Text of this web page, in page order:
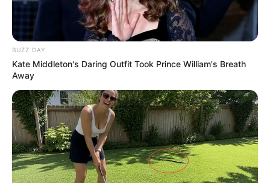
BUZZ DAY
Kate Middleton's Daring Outfit Took Prince William's Breath
Away